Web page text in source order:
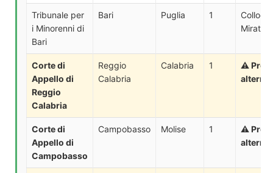
Tribunale per
i Minorenni di
Bari
Bari Puglia 1
Mirato
Corte di
Appello di
Reggio
Calabria
Reggio
Calabria
Calabria 1
⚠️
Corte di
Appello di
Campobasso
Campobasso Molise 1
⚠️